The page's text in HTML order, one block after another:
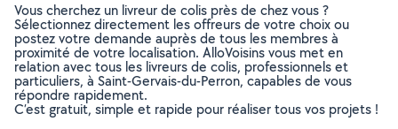
Vous cherchez un livreur de colis près de chez vous ?
Sélectionnez directement les offreurs de votre choix ou
postez votre demande auprès de tous les membres à
proximité de votre localisation. AlloVoisins vous met en
relation avec tous les livreurs de colis, professionnels et
particuliers, à Saint-Gervais-du-Perron, capables de vous
répondre rapidement.
C’est gratuit, simple et rapide pour réaliser tous vos projets !